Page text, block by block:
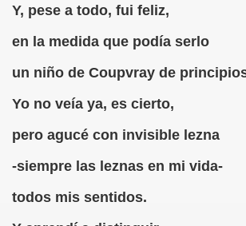
Y, pese a todo, fui feliz,
en la medida que podía serlo
un niño de Coupvray de
Yo no veía ya, es cierto,
pero agucé con invisible lezna
-siempre las leznas en mi vida-
todos mis sentidos.
(Rogelio Muñoz Martínez)
la Luz (Alberto Gil)
(Francesc Miñana)
Suárez Santana)
no latino (Pedro Zurita)
Zurita, Ex Secretario Unión Mundial